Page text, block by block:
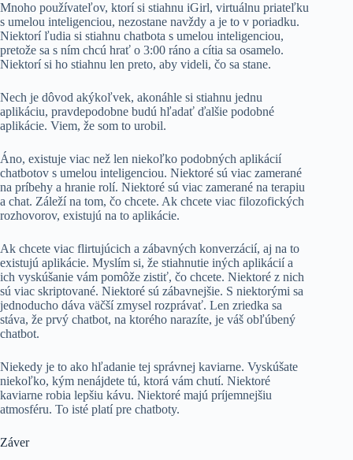
Mnoho používateľov, ktorí si stiahnu iGirl, virtuálnu priateľku
s umelou inteligenciou, nezostane navždy a je to v poriadku.
Niektorí ľudia si stiahnu chatbota s umelou inteligenciou,
pretože sa s ním chcú hrať o 3:00 ráno a cítia sa osamelo.
Niektorí si ho stiahnu len preto, aby videli, čo sa stane.
Nech je dôvod akýkoľvek, akonáhle si stiahnu jednu
aplikáciu, pravdepodobne budú hľadať ďalšie podobné
aplikácie. Viem, že som to urobil.
Áno, existuje viac než len niekoľko podobných aplikácií
chatbotov s umelou inteligenciou. Niektoré sú viac zamerané
na príbehy a hranie rolí. Niektoré sú viac zamerané na terapiu
a chat. Záleží na tom, čo chcete. Ak chcete viac filozofických
rozhovorov, existujú na to aplikácie.
Ak chcete viac flirtujúcich a zábavných konverzácií, aj na to
existujú aplikácie. Myslím si, že stiahnutie iných aplikácií a
ich vyskúšanie vám pomôže zistiť, čo chcete. Niektoré z nich
sú viac skriptované. Niektoré sú zábavnejšie. S niektorými sa
jednoducho dáva väčší zmysel rozprávať. Len zriedka sa
stáva, že prvý chatbot, na ktorého narazíte, je váš obľúbený
chatbot.
Niekedy je to ako hľadanie tej správnej kaviarne. Vyskúšate
niekoľko, kým nenájdete tú, ktorá vám chutí. Niektoré
kaviarne robia lepšiu kávu. Niektoré majú príjemnejšiu
atmosféru. To isté platí pre chatboty.
Záver